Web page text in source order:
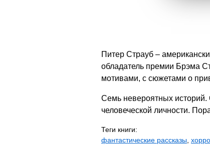
Питер Страуб –
обладатель премии Брэма
мотивами, с сюжетами о
Семь невероятных
человеческой личности.
Теги книги:
фантастические рассказы